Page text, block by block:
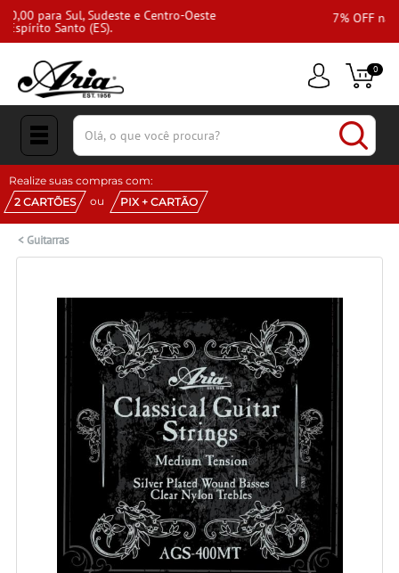
7% OFF na primeira compra!
0
(pesquisar)
Realize suas compras com:
2 CARTÕES
ou PIX + CARTÃO
<Guitarras